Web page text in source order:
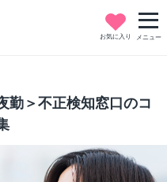
お気に入り メニュー
勤＞不正検知窓口のコ